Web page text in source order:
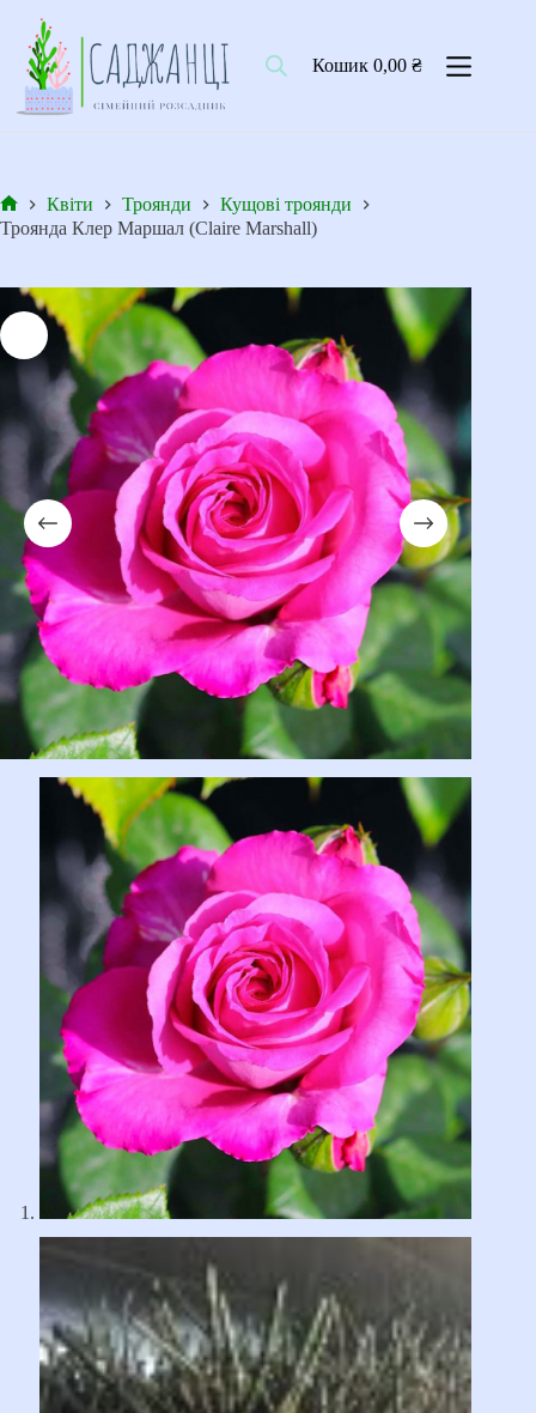
вмісту
Кошик0,00₴
Головна
Квіти Троянди
Кущові троянди
Троянда Клер Маршал (Claire Marshall)